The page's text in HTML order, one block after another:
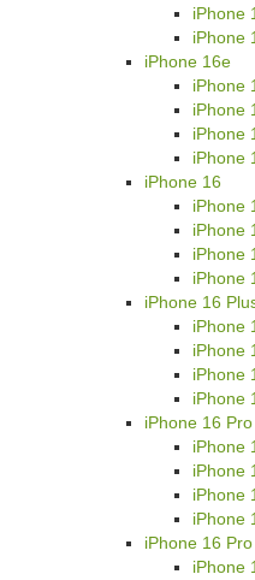
iPhone
iPhone
iPhone 16e
iPhone
iPhone
iPhone
iPhone
iPhone 16
iPhone
iPhone
iPhone
iPhone
iPhone 16
iPhone
iPhone
iPhone
iPhone
iPhone 16 Pro
iPhone
iPhone
iPhone
iPhone
iPhone 16
iPhone